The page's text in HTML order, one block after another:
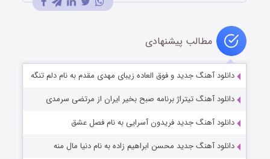
مطالب پیشنهادی
دانلود آهنگ جدید و فوق العاده زیبای مهدی مقدم به نام دلم تنگه
دانلود آهنگ تیتراژ برنامه صبح بخیر ایران از مرتضی سرمدی
دانلود آهنگ جدید فریدون آسرایی به نام فصل عشق
دانلود آهنگ جدید محسن ابراهیم زاده به نام دنیا مال منه